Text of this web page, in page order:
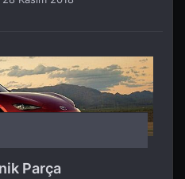
Parça